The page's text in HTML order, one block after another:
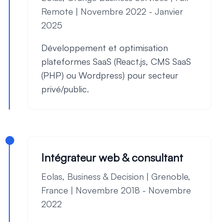
Remote | Novembre 2022 - Janvier
2025
Développement et optimisation
plateformes SaaS (React.js, CMS SaaS
(PHP) ou Wordpress) pour secteur
privé/public.
Intégrateur web & consultant
Eolas, Business & Decision | Grenoble,
France | Novembre 2018 - Novembre
2022